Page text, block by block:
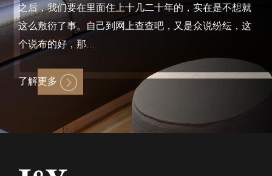
之后，我们要在里面住上十几二十年的，实在是不想就
这么敷衍了事。自己到网上查查吧，又是众说纷纭，这
个说布的好，那...
了解更多